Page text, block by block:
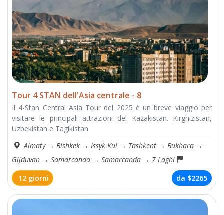
Tour 4 STAN dell'Asia centrale - 8
Il 4-Stan Central Asia Tour del 2025 è un breve viaggio per
visitare le principali attrazioni del Kazakistan. Kirghizistan,
Uzbekistan e Tagikistan
Almaty → Bishkek → Issyk Kul → Tashkent → Bukhara →
Gijduvan → Samarсanda → Samarcanda → 7 Laghi
12 giorni
da $2265